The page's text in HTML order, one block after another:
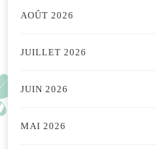
AOÛT 2026
JUILLET 2026
JUIN 2026
MAI 2026